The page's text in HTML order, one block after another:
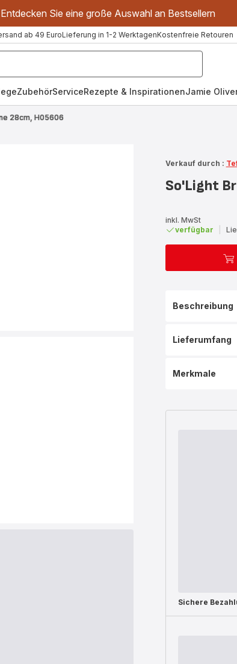
Sie eine große Auswahl an Bestsellern
ab 49 EuroLieferung in 1-2 WerktagenKostenfreie Retouren
ZubehörServiceRezepte & InspirationenJamie
28cm, H05606
Verkauf durch :
So'Light
inkl. MwSt
verfügbar
Beschreibung
Lieferumfang
Merkmale
Sichere